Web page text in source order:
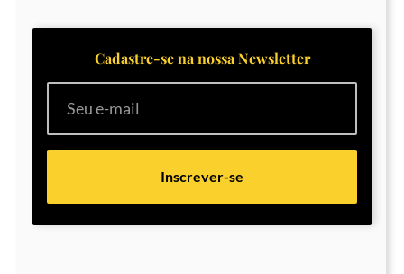
Cadastre-se na nossa Newsletter
Inscrever-se